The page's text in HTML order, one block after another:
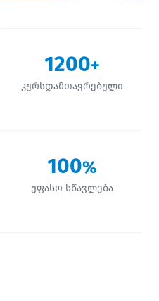
1200+
კურსდამთავრებული
100%
უფასო სწავლება